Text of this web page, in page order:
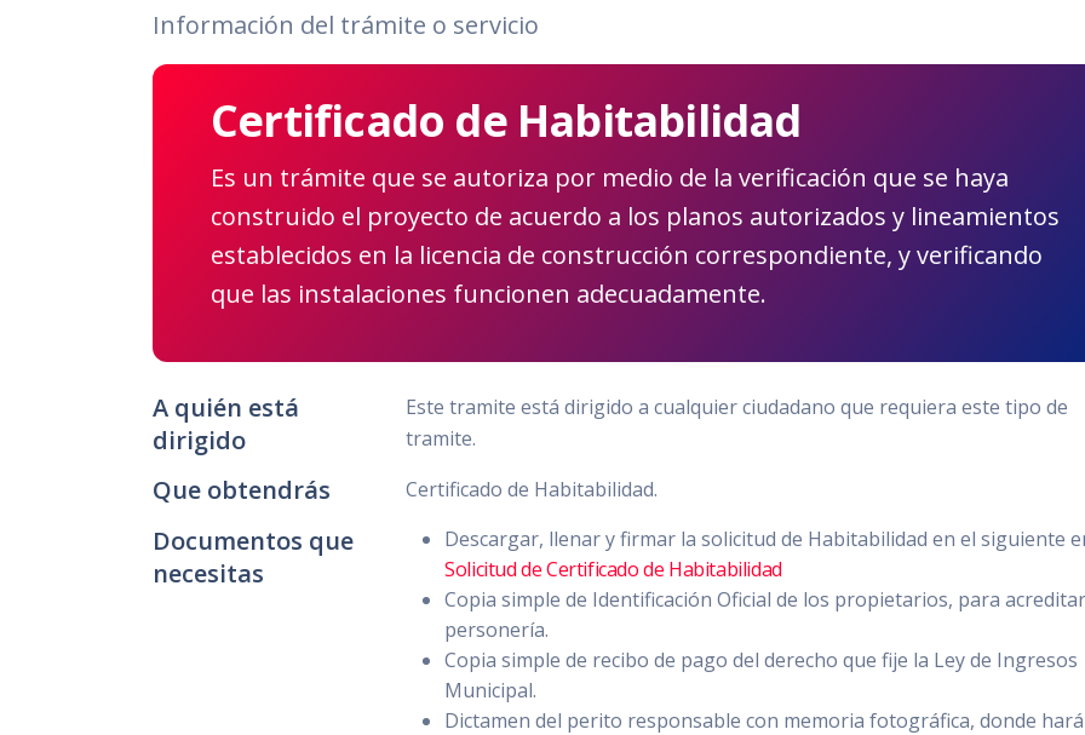
Información del trámite o servicio
Certificado de Habitabilidad
Es un trámite que se autoriza por medio de la verificación que se haya
construido el proyecto de acuerdo a los planos autorizados y lineamientos
establecidos en la licencia de construcción correspondiente, y verificando
que las instalaciones funcionen adecuadamente.
A quién está
dirigido
Este tramite está dirigido a cualquier ciudadano que requiera este tipo de
tramite.
Que obtendrás Certificado de Habitabilidad.
Documentos que
necesitas
Descargar, llenar y firmar la solicitud de Habitabilidad en el siguiente
Solicitud de Certificado de Habitabilidad
Copia simple de Identificación Oficial de los propietarios, para
personería.
Copia simple de recibo de pago del derecho que fije la Ley de Ingresos
Municipal.
Dictamen del perito responsable con memoria fotográfica, donde